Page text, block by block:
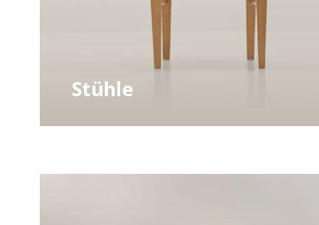
Stühle